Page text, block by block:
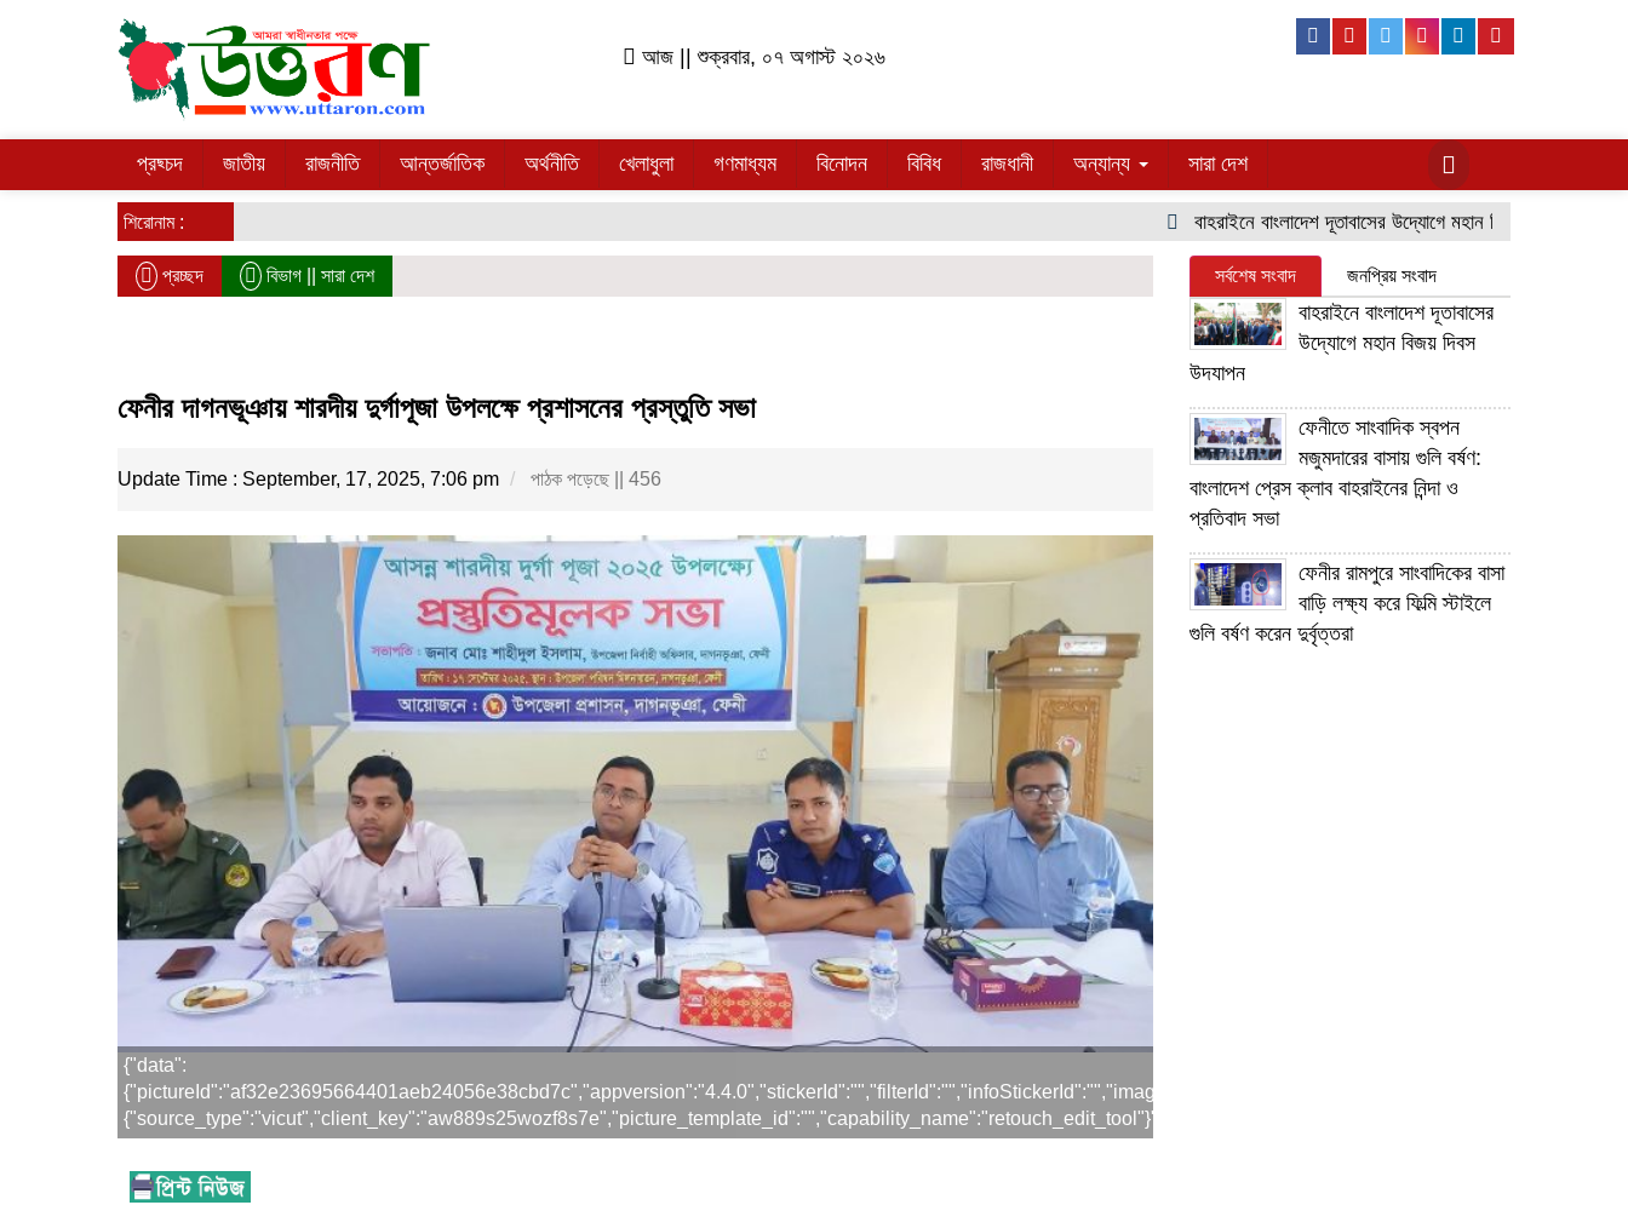
আজ || শুক্রবার, ০৭ অগাস্ট ২০২৬
Facebook
YoutubeTwitterInstagram
Linkedin
প্রছ্চদ জাতীয় রাজনীতি আন্তর্জাতিক অর্থনীতি খেলাধুলা গণমাধ্যম বিনোদন বিবিধ রাজধানী অন্যান্য সারা দেশ
শিরোনাম : বাহরাইনে বাংলাদেশ দূতাবাসের উদ্যোগে মহান বিজয় দিবস উদযাপন
প্রচ্ছদ বিভাগ || সারা দেশ
ফেনীর দাগনভূঞায় শারদীয় দুর্গাপূজা উপলক্ষে প্রশাসনের প্রস্তুতি সভা
Update Time : September, 17, 2025, 7:06 pm পাঠক পড়েছে || 456
{"data":
{"source_type":"vicut","client_key":"aw889s25wozf8s7e","picture_template_id":"","capability_name":"retouch_edit_tool"}"}
সর্বশেষ সংবাদ জনপ্রিয় সংবাদ
বাহরাইনে বাংলাদেশ দূতাবাসের
উদ্যোগে মহান বিজয় দিবস
উদযাপন
ফেনীতে সাংবাদিক স্বপন
মজুমদারের বাসায় গুলি বর্ষণ:
বাংলাদেশ প্রেস ক্লাব বাহরাইনের নিন্দা ও
প্রতিবাদ সভা
ফেনীর রামপুরে সাংবাদিকের বাসা
বাড়ি লক্ষ্য করে ফিল্মি স্টাইলে
গুলি বর্ষণ করেন দুর্বৃত্তরা